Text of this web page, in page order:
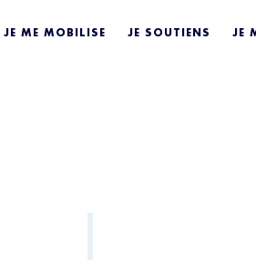
JE ME MOBILISE JE SOUTIENS JE